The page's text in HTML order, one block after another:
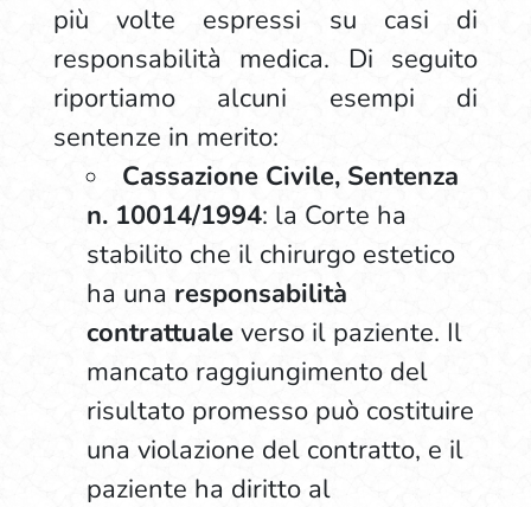
più volte espressi su casi di
responsabilità medica. Di seguito
riportiamo alcuni esempi di
sentenze in merito:
Cassazione Civile, Sentenza
n. 10014/1994: la Corte ha
stabilito che il chirurgo estetico
ha una responsabilità
contrattualeverso il paziente. Il
mancato raggiungimento del
risultato promesso può costituire
una violazione del contratto, e il
paziente ha diritto al